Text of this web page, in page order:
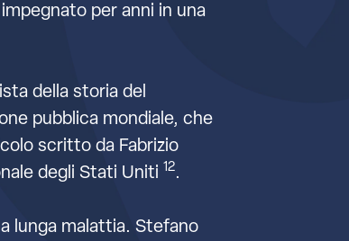
per anni in una
della storia del
pubblica mondiale, che
scritto da Fabrizio
degli Stati Uniti 12.
lunga malattia. Stefano